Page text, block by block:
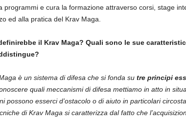
programmi e cura la formazione attraverso corsi, stage
ed alla pratica del Krav Maga.
il Krav Maga? Quali sono le sue
è un sistema di difesa che si fonda su tre principi
quali meccanismi di difesa mettiamo in atto in
possono esserci d’ostacolo o di aiuto in particolari
di Krav Maga si caratterizza dal fatto che